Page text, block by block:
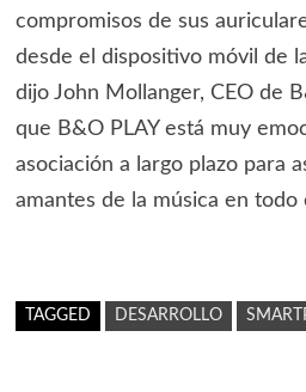
compromisos de sus
desde el dispositivo móvil de
dijo John Mollanger, CEO de
que B&O PLAY está muy
asociación a largo plazo para
amantes de la música en todo
TAGGED DESARROLLO